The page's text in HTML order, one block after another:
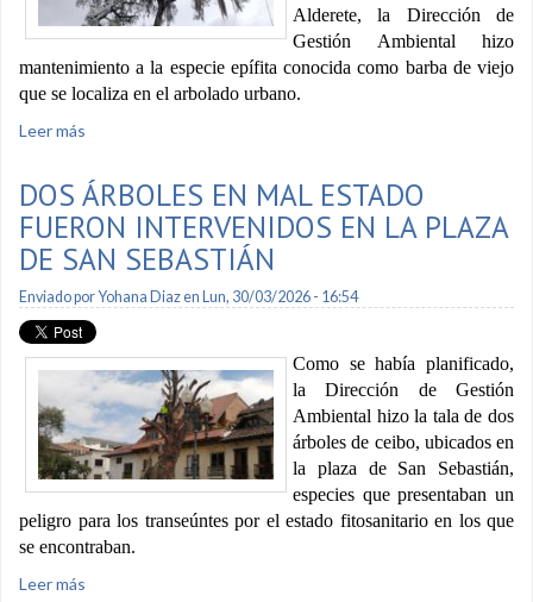
Alderete, la Dirección de
Gestión Ambiental hizo
mantenimiento a la especie epífita conocida como barba de viejo
que se localiza en el arbolado urbano.
Leer más
DOS ÁRBOLES EN MAL ESTADO
FUERON INTERVENIDOS EN LA PLAZA
DE SAN SEBASTIÁN
Enviado porYohana Diazen Lun, 30/03/2026 - 16:54
Como se había planificado,
la Dirección de Gestión
Ambiental hizo la tala de dos
árboles de ceibo, ubicados en
la plaza de San Sebastián,
especies que presentaban un
peligro para los transeúntes por el estado fitosanitario en los que
se encontraban.
Leer más